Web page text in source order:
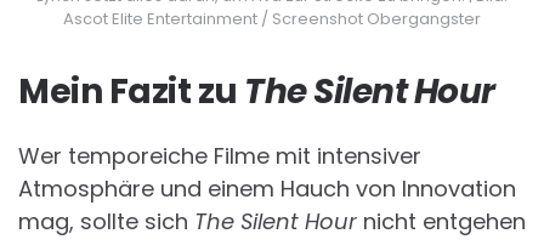
Ascot Elite Entertainment / Screenshot Obergangster
Mein Fazit zu The Silent Hour
Wer temporeiche Filme mit intensiver
Atmosphäre und einem Hauch von Innovation
mag, sollte sich The Silent Hour nicht entgehen